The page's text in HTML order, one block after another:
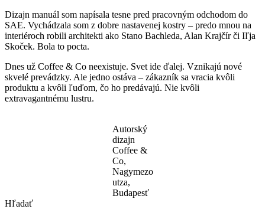
Dizajn manuál som napísala tesne pred pracovným odchodom do
SAE. Vychádzala som z dobre nastavenej kostry – predo mnou na
interiéroch robili architekti ako Stano Bachleda, Alan Krajčír či Iľja
Skoček. Bola to pocta.
Dnes už Coffee & Co neexistuje. Svet ide ďalej. Vznikajú nové
skvelé prevádzky. Ale jedno ostáva – zákazník sa vracia kvôli
produktu a kvôli ľuďom, čo ho predávajú. Nie kvôli
extravagantnému lustru.
Autorský
dizajn
Coffee &
Co,
Nagymezo
utza,
Budapesť
Hľadať